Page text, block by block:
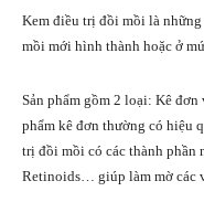
Kem điều trị đồi mồi là
mồi mới hình thành hoặc ở
Sản phẩm gồm 2 loại: Kê đơn
phẩm kê đơn thường có hiệu
trị đồi mồi có các thành
Retinoids… giúp làm mờ các